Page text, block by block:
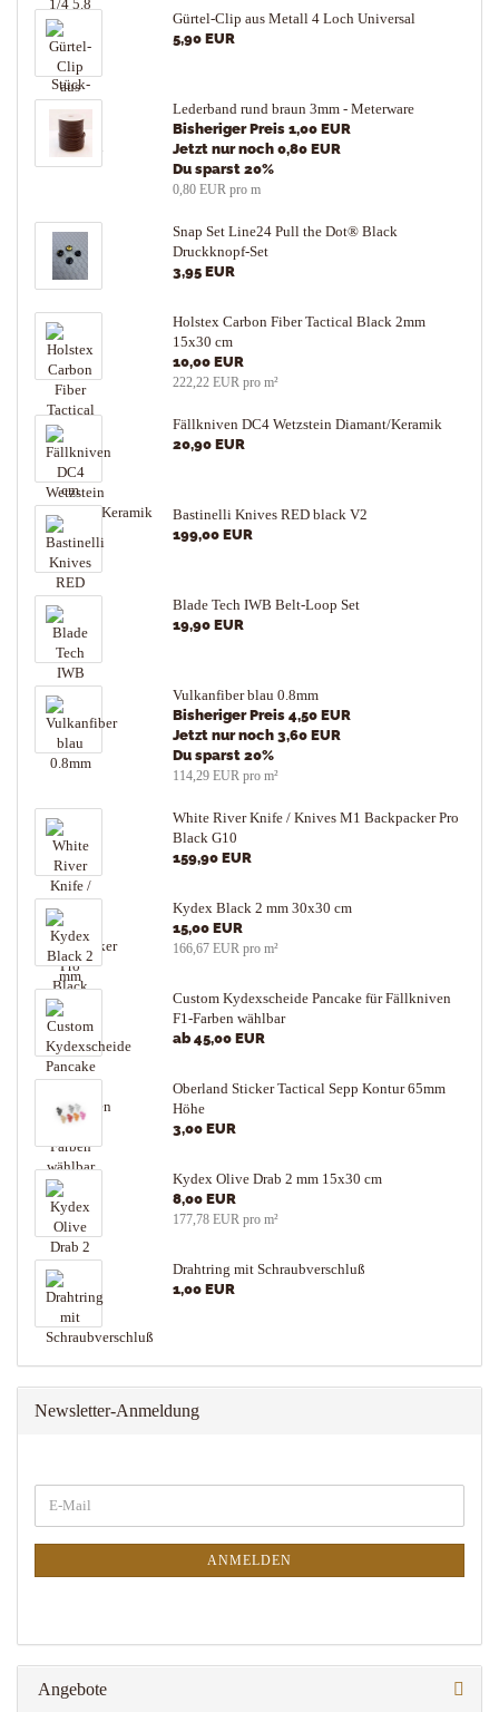
Gürtel-Clip aus Metall 4 Loch Universal
5,90 EUR
Lederband rund braun 3mm - Meterware
Bisheriger Preis 1,00 EUR
Jetzt nur noch 0,80 EUR
Du sparst 20%
0,80 EUR pro m
Snap Set Line24 Pull the Dot® Black
Druckknopf-Set
3,95 EUR
Holstex Carbon Fiber Tactical Black 2mm
15x30 cm
10,00 EUR
222,22 EUR pro m²
Fällkniven DC4 Wetzstein Diamant/Keramik
20,90 EUR
Bastinelli Knives RED black V2
199,00 EUR
Blade Tech IWB Belt-Loop Set
19,90 EUR
Vulkanfiber blau 0.8mm
Bisheriger Preis 4,50 EUR
Jetzt nur noch 3,60 EUR
Du sparst 20%
114,29 EUR pro m²
White River Knife / Knives M1 Backpacker Pro
Black G10
159,90 EUR
Kydex Black 2 mm 30x30 cm
15,00 EUR
166,67 EUR pro m²
Custom Kydexscheide Pancake für Fällkniven
F1-Farben wählbar
ab 45,00 EUR
Oberland Sticker Tactical Sepp Kontur 65mm
Höhe
3,00 EUR
Kydex Olive Drab 2 mm 15x30 cm
8,00 EUR
177,78 EUR pro m²
Drahtring mit Schraubverschluß
1,00 EUR
Newsletter-Anmeldung
ZUR
E-
Mail
ANMELDEN
Angebote